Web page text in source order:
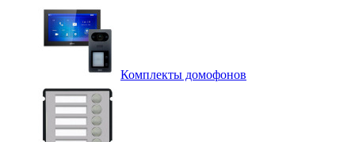
Комплекты домофонов